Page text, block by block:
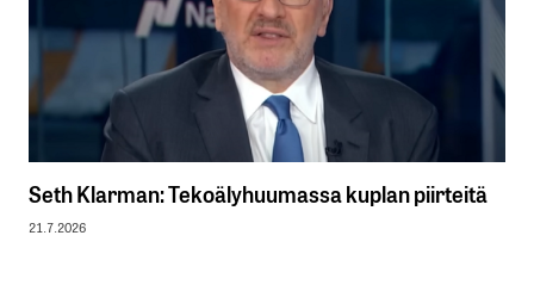
Seth Klarman: Tekoälyhuumassa kuplan piirteitä
21.7.2026